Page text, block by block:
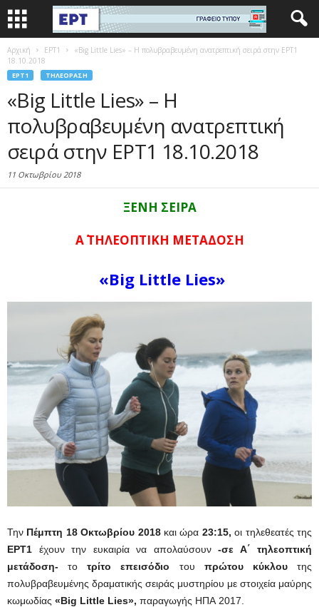
Αρχική EΡΤ1
«Big Little Lies» – Η πολυβραβευμένη ανατρεπτική σειρά στην ΕΡΤ1
18.10.2018
EΡΤ1 ΤΗΛΕΌΡΑΣΗ
«Big Little Lies» – Η
πολυβραβευμένη ανατρεπτική
σειρά στην ΕΡΤ1 18.10.2018
11 Οκτωβρίου 2018
ΞΕΝΗ ΣΕΙΡΑ
A΄ ΤΗΛΕΟΠΤΙΚΗ ΜΕΤΑΔΟΣΗ
«Big Little Lies»
Την Πέμπτη 18 Οκτωβρίου 2018 και ώρα 23:15,οι τηλεθεατές της
ΕΡΤ1 έχουν την ευκαιρία να απολαύσουν -σε Α΄ τηλεοπτική
μετάδοση-τοτρίτο επεισόδιο του πρώτου κύκλουτης
πολυβραβευμένης δραματικής σειράς μυστηρίου με στοιχεία μαύρης
κωμωδίας «Big Little Lies», παραγωγής ΗΠΑ 2017.